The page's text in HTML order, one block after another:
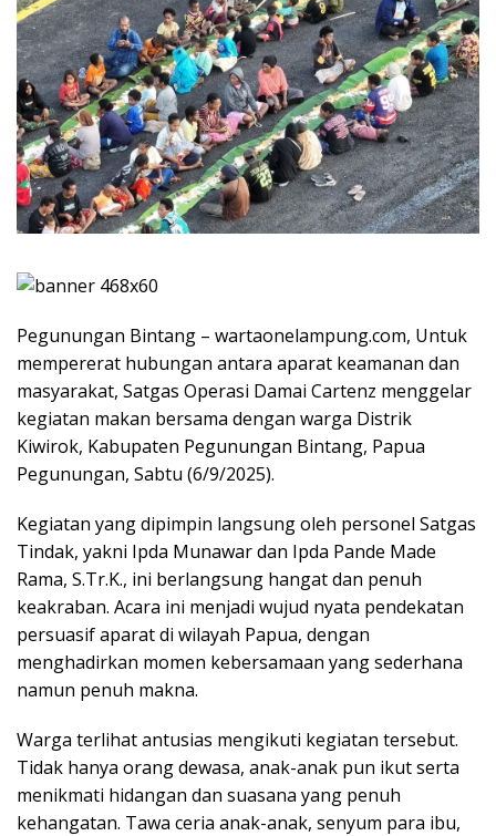
Pegunungan Bintang – wartaonelampung.com, Untuk
mempererat hubungan antara aparat keamanan dan
masyarakat, Satgas Operasi Damai Cartenz menggelar
kegiatan makan bersama dengan warga Distrik
Kiwirok, Kabupaten Pegunungan Bintang, Papua
Pegunungan, Sabtu (6/9/2025).
Kegiatan yang dipimpin langsung oleh personel Satgas
Tindak, yakni Ipda Munawar dan Ipda Pande Made
Rama, S.Tr.K., ini berlangsung hangat dan penuh
keakraban. Acara ini menjadi wujud nyata pendekatan
persuasif aparat di wilayah Papua, dengan
menghadirkan momen kebersamaan yang sederhana
namun penuh makna.
Warga terlihat antusias mengikuti kegiatan tersebut.
Tidak hanya orang dewasa, anak-anak pun ikut serta
menikmati hidangan dan suasana yang penuh
kehangatan. Tawa ceria anak-anak, senyum para ibu,